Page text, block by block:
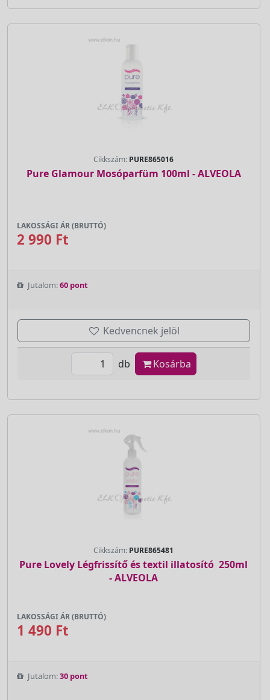
Cikkszám: PURE865016
Pure Glamour Mosóparfüm 100ml - ALVEOLA
LAKOSSÁGI ÁR (BRUTTÓ)
2 990 Ft
Jutalom:60 pont
Kedvencnek jelöl
db Kosárba
Cikkszám: PURE865481
Pure Lovely Légfrissítő és textil illatosító  250ml
- ALVEOLA
LAKOSSÁGI ÁR (BRUTTÓ)
1 490 Ft
Jutalom:30 pont